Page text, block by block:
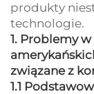
produkty
technologie.
1. Problemy
związane z
1.1